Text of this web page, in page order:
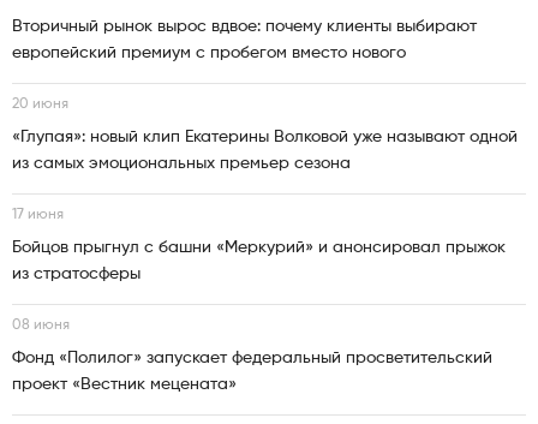
Вторичный рынок вырос вдвое: почему клиенты выбирают
европейский премиум с пробегом вместо нового
20 июня
«Глупая»: новый клип Екатерины Волковой уже называют одной
из самых эмоциональных премьер сезона
17 июня
Бойцов прыгнул с башни «Меркурий» и анонсировал прыжок
из стратосферы
08 июня
Фонд «Полилог» запускает федеральный просветительский
проект «Вестник мецената»